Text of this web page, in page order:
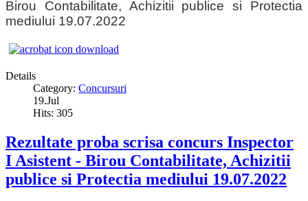
Birou Contabilitate, Achizitii publice si Protectia
mediului 19.07.2022
Details
Category: Concursuri
19.Jul
Hits: 305
Rezultate proba scrisa concurs Inspector
I Asistent - Birou Contabilitate, Achizitii
publice si Protectia mediului 19.07.2022